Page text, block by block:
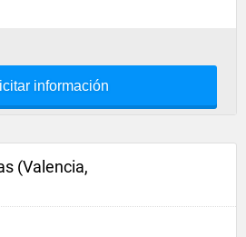
información
(Valencia,